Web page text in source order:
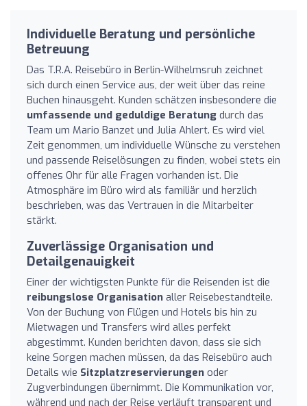
Individuelle Beratung und persönliche
Betreuung
Das T.R.A. Reisebüro in Berlin-Wilhelmsruh zeichnet
sich durch einen Service aus, der weit über das reine
Buchen hinausgeht. Kunden schätzen insbesondere die
umfassende und geduldige Beratung durch das
Team um Mario Banzet und Julia Ahlert. Es wird viel
Zeit genommen, um individuelle Wünsche zu verstehen
und passende Reiselösungen zu finden, wobei stets ein
offenes Ohr für alle Fragen vorhanden ist. Die
Atmosphäre im Büro wird als familiär und herzlich
beschrieben, was das Vertrauen in die Mitarbeiter
stärkt.
Zuverlässige Organisation und
Detailgenauigkeit
Einer der wichtigsten Punkte für die Reisenden ist die
reibungslose Organisation aller Reisebestandteile.
Von der Buchung von Flügen und Hotels bis hin zu
Mietwagen und Transfers wird alles perfekt
abgestimmt. Kunden berichten davon, dass sie sich
keine Sorgen machen müssen, da das Reisebüro auch
Details wie Sitzplatzreservierungen oder
Zugverbindungen übernimmt. Die Kommunikation vor,
während und nach der Reise verläuft transparent und